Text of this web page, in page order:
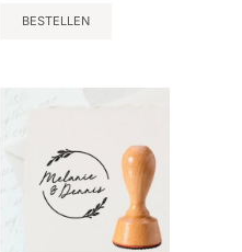
BESTELLEN